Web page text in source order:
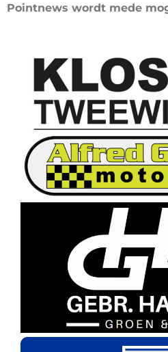
Pointnews wordt mede